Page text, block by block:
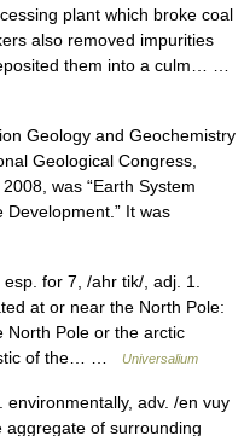
plant which broke coal
also removed impurities
them into a culm… …
Geology and Geochemistry
Geological Congress,
was “Earth System
It was
for 7, /ahr tik/, adj. 1.
at or near the North Pole:
North Pole or the arctic
of the… …
Universalium
adv. /en vuy
of surrounding